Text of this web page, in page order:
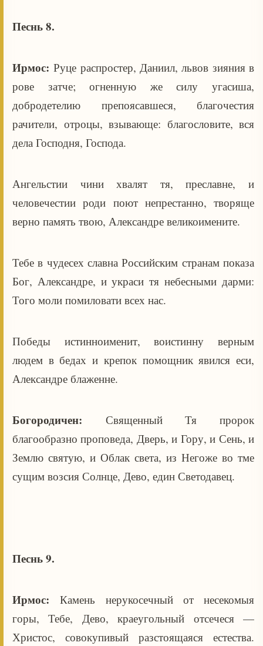
Песнь 8.
Ирмос:Руце распростер, Даниил, львов зияния в
рове затче; огненную же силу угасиша,
добродетелию препоясавшеся, благочестия
рачители, отроцы, взывающе: благословите, вся
дела Господня, Господа.
Ангельстии чини хвалят тя, преславне, и
человечестии роди поют непрестанно, творяще
верно память твою, Александре великоимените.
Тебе в чудесех славна Российским странам показа
Бог, Александре, и украси тя небесными дарми:
Того моли помиловати всех нас.
Победы истинноименит, воистинну верным
людем в бедах и крепок помощник явился еси,
Александре блаженне.
Богородичен: Священный Тя пророк
благообразно проповеда, Дверь, и Гору, и Сень, и
Землю святую, и Облак света, из Негоже во тме
сущим возсия Солнце, Дево, един Светодавец.
Песнь 9.
Ирмос:Камень нерукосечный от несекомыя
горы, Тебе, Дево, краеугольный отсечеся —
Христос, совокупивый разстоящаяся естества.